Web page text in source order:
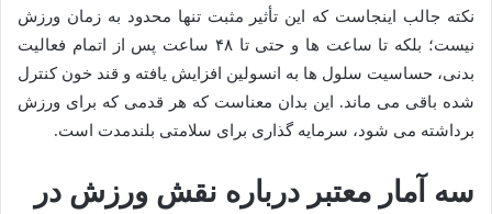
نکته جالب اینجاست که این تأثیر مثبت تنها محدود به زمان ورزش
نیست؛ بلکه تا ساعت ها و حتی تا ۴۸ ساعت پس از اتمام فعالیت
بدنی، حساسیت سلول ها به انسولین افزایش یافته و قند خون کنترل
شده باقی می ماند. این بدان معناست که هر قدمی که برای ورزش
برداشته می شود، سرمایه گذاری برای سلامتی بلندمدت است.
سه آمار معتبر درباره نقش ورزش در